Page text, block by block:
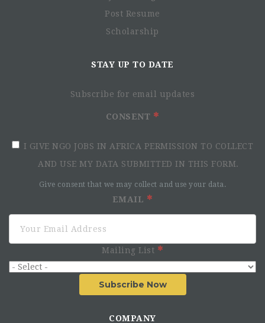
Post Resume
Scholarship
STAY UP TO DATE
Subscribe for email updates
CONSENT
I GIVE NGO JOBS IN AFRICA PERMISSION TO COLLECT
AND USE MY DATA SUBMITTED IN THIS FORM.
Give consent that we may collect and use your data.
EMAIL
Mailing List
Subscribe Now
COMPANY